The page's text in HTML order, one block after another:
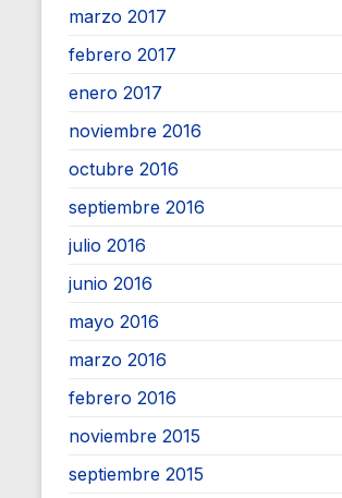
marzo 2017
febrero 2017
enero 2017
noviembre 2016
octubre 2016
septiembre 2016
julio 2016
junio 2016
mayo 2016
marzo 2016
febrero 2016
noviembre 2015
septiembre 2015